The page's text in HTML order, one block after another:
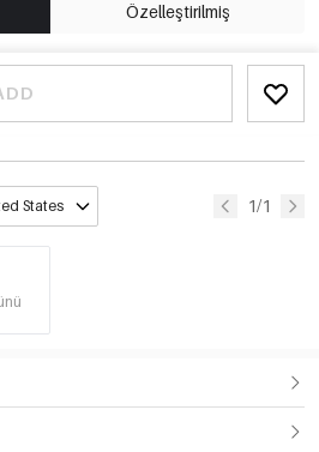
Özelleştirilmiş
States 1/1